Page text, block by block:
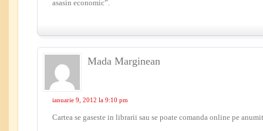
asasin economic”.
Mada Marginean
ianuarie 9, 2012 la 9:10 pm
Cartea se gaseste in librarii sau se poate comanda online pe